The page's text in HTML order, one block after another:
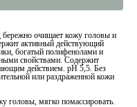
очищает кожу головы и
активный действующий
богатый полифенолами и
свойствами. Содержит
действием. рН 5,5. Без
или раздраженной кожи
головы, мягко помассировать.